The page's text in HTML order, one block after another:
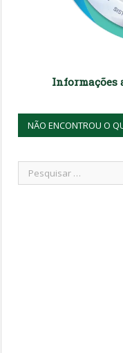
Informações
NÃO ENCONTROU O